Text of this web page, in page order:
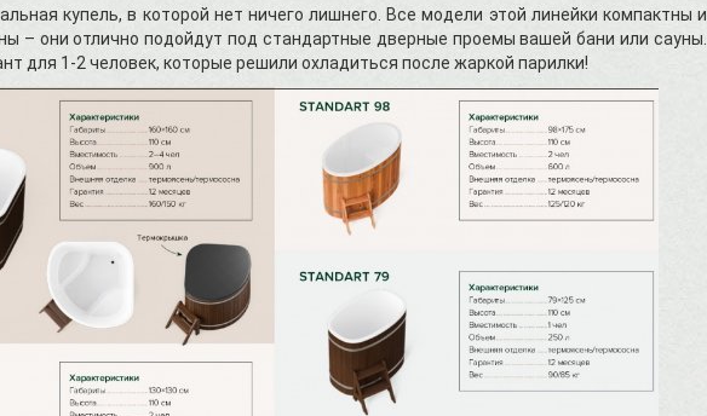
купель, в которой нет ничего лишнего. Все модели этой линейки компактны и
– они отлично подойдут под стандартные дверные проемы вашей бани или сауны.
для 1-2 человек, которые решили охладиться после жаркой парилки!